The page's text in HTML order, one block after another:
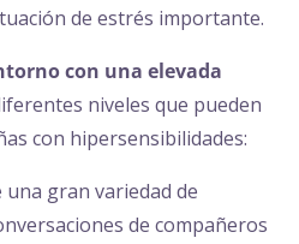
de estrés importante.
con una elevada
niveles que pueden
con hipersensibilidades:
una gran variedad de
de compañeros